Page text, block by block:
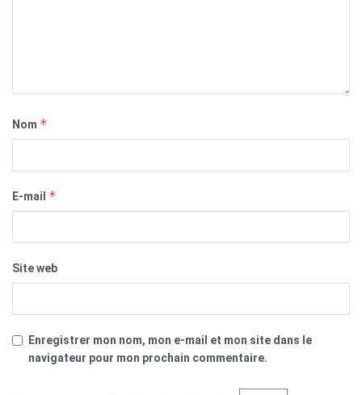
Nom *
E-mail *
Site web
Enregistrer mon nom, mon e-mail et mon site dans le
navigateur pour mon prochain commentaire.